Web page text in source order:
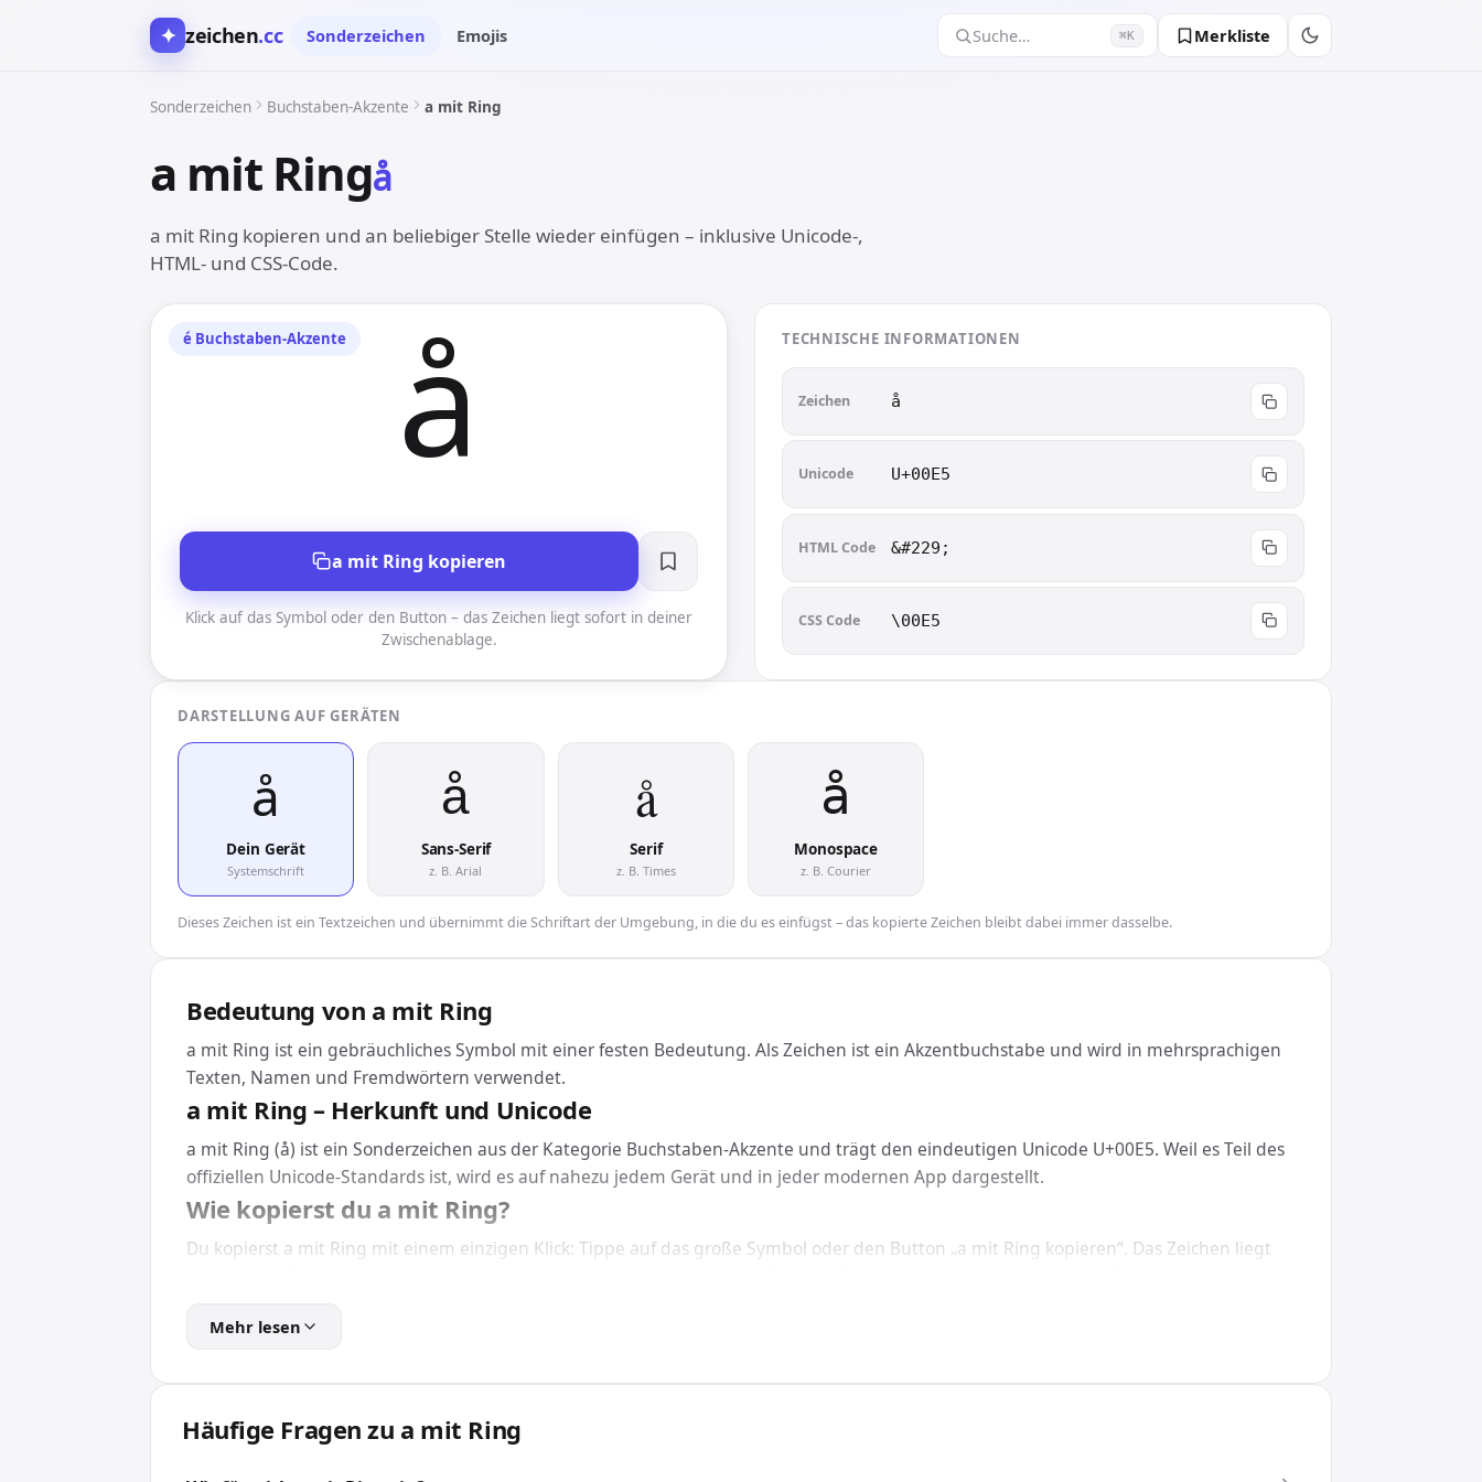
✦ zeichen.cc Sonderzeichen Emojis Suche… ⌘K Merkliste
Sonderzeichen Buchstaben-Akzente a mit Ring
a mit Ringå︎
a mit Ring kopieren und an beliebiger Stelle wieder einfügen – inklusive Unicode-,
HTML- und CSS-Code.
é︎ Buchstaben-Akzente å︎
a mit Ring kopieren
Klick auf das Symbol oder den Button – das Zeichen liegt sofort in deiner
Zwischenablage.
TECHNISCHE INFORMATIONEN
Zeichen å︎
Unicode U+00E5
HTML Code &#229;
CSS Code \00E5
DARSTELLUNG AUF GERÄTEN
å︎
Dein Gerät
Systemschrift
å︎
Sans-Serif
z. B. Arial
å︎
Serif
z. B. Times
å︎
Monospace
z. B. Courier
Dieses Zeichen ist ein Textzeichen und übernimmt die Schriftart der Umgebung, in die du es einfügst – das kopierte Zeichen bleibt dabei immer dasselbe.
Bedeutung von a mit Ring
a mit Ring ist ein gebräuchliches Symbol mit einer festen Bedeutung. Als Zeichen ist ein Akzentbuchstabe und wird in mehrsprachigen
Texten, Namen und Fremdwörtern verwendet.
a mit Ring – Herkunft und Unicode
a mit Ring (å) ist ein Sonderzeichen aus der Kategorie Buchstaben-Akzente und trägt den eindeutigen Unicode U+00E5. Weil es Teil des
offiziellen Unicode-Standards ist, wird es auf nahezu jedem Gerät und in jeder modernen App dargestellt.
Wie kopierst du a mit Ring?
Du kopierst a mit Ring mit einem einzigen Klick: Tippe auf das große Symbol oder den Button „a mit Ring kopieren“. Das Zeichen liegt
Für Webseiten und Apps bindest du a mit Ring über den passenden Code ein: In HTML nutzt du &#229;, in CSS den Wert \00E5. So wird
das Zeichen unabhängig von der installierten Schriftart korrekt dargestellt.
Wofür wird a mit Ring verwendet?
Mehr lesen
Häufige Fragen zu a mit Ring